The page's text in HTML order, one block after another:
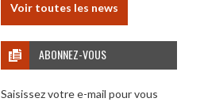
Voir toutes les news
ABONNEZ-VOUS
Saisissez votre e-mail pour vous